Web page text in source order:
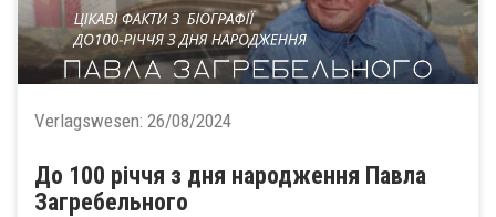
Verlagswesen: 26/08/2024
До 100 річчя з дня народження Павла
Загребельного